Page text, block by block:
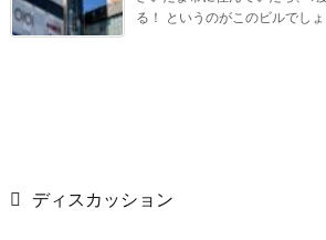
る！ というのがこのビルでし
ディスカッション